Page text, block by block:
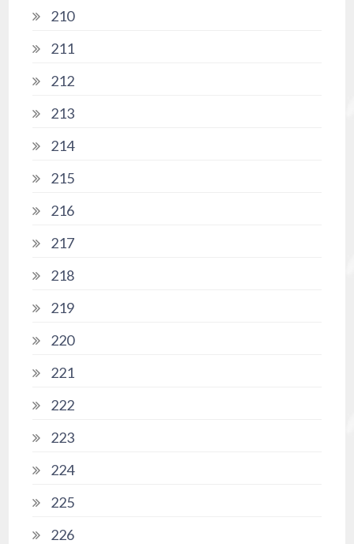
210
211
212
213
214
215
216
217
218
219
220
221
222
223
224
225
226